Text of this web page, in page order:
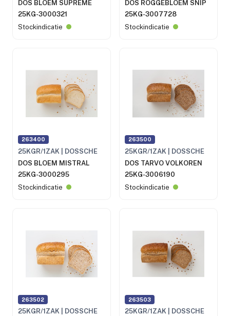
DOS BLOEM SUPREME
25KG-3000321
Stockindicatie
DOS ROGGEBLOEM SNIP
25KG-3007728
Stockindicatie
263400
25KGR/1ZAK | DOSSCHE
DOS BLOEM MISTRAL
25KG-3000295
Stockindicatie
263500
25KGR/1ZAK | DOSSCHE
DOS TARVO VOLKOREN
25KG-3006190
Stockindicatie
263502
25KGR/1ZAK | DOSSCHE
263503
25KGR/1ZAK | DOSSCHE